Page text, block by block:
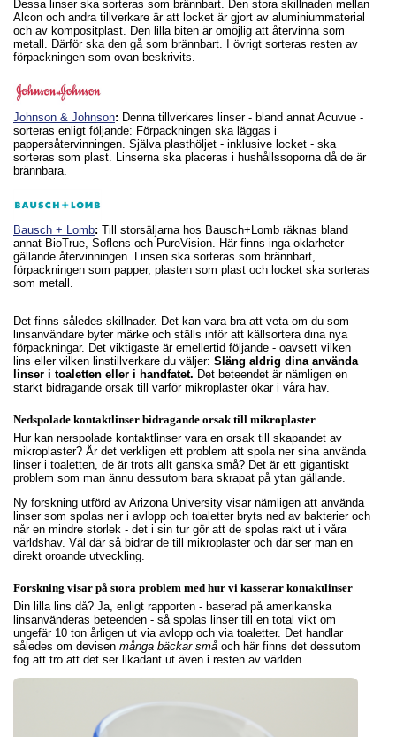
Dessa linser ska sorteras som brännbart. Den stora skillnaden mellan
Alcon och andra tillverkare är att locket är gjort av aluminiummaterial
och av kompositplast. Den lilla biten är omöjlig att återvinna som
metall. Därför ska den gå som brännbart. I övrigt sorteras resten av
förpackningen som ovan beskrivits.
Johnson & Johnson: Denna tillverkares linser - bland annat Acuvue -
sorteras enligt följande: Förpackningen ska läggas i
pappersåtervinningen. Själva plasthöljet - inklusive locket - ska
sorteras som plast. Linserna ska placeras i hushållssoporna då de är
brännbara.
Bausch + Lomb: Till storsäljarna hos Bausch+Lomb räknas bland
annat BioTrue, Soflens och PureVision. Här finns inga oklarheter
gällande återvinningen. Linsen ska sorteras som brännbart,
förpackningen som papper, plasten som plast och locket ska sorteras
som metall.
Det finns således skillnader. Det kan vara bra att veta om du som
linsanvändare byter märke och ställs inför att källsortera dina nya
förpackningar. Det viktigaste är emellertid följande - oavsett vilken
lins eller vilken linstillverkare du väljer: Släng aldrig dina använda
linser i toaletten eller i handfatet. Det beteendet är nämligen en
starkt bidragande orsak till varför mikroplaster ökar i våra hav.
Nedspolade kontaktlinser bidragande orsak till mikroplaster
Hur kan nerspolade kontaktlinser vara en orsak till skapandet av
mikroplaster? Är det verkligen ett problem att spola ner sina använda
linser i toaletten, de är trots allt ganska små? Det är ett gigantiskt
problem som man ännu dessutom bara skrapat på ytan gällande.
Ny forskning utförd av Arizona University visar nämligen att använda
linser som spolas ner i avlopp och toaletter bryts ned av bakterier och
når en mindre storlek - det i sin tur gör att de spolas rakt ut i våra
världshav. Väl där så bidrar de till mikroplaster och där ser man en
direkt oroande utveckling.
Forskning visar på stora problem med hur vi kasserar kontaktlinser
Din lilla lins då? Ja, enligt rapporten - baserad på amerikanska
linsanvänderas beteenden - så spolas linser till en total vikt om
ungefär 10 ton årligen ut via avlopp och via toaletter. Det handlar
således om devisen många bäckar små och här finns det dessutom
fog att tro att det ser likadant ut även i resten av världen.